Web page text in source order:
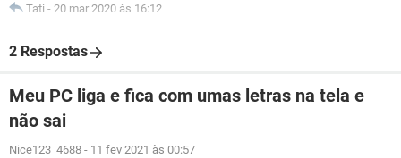
Tati - 20 mar 2020 às 16:12
2 Respostas
Meu PC liga e fica com umas letras na tela e
não sai
Nice123_4688 - 11 fev 2021 às 00:57